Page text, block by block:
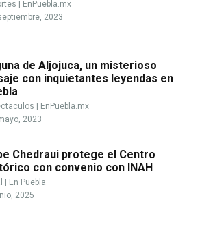
EnPuebla.mx
2023
de Aljojuca, un misterioso
con inquietantes leyendas en
EnPuebla.mx
2023
Chedraui protege el Centro
con convenio con INAH
En Puebla
2025